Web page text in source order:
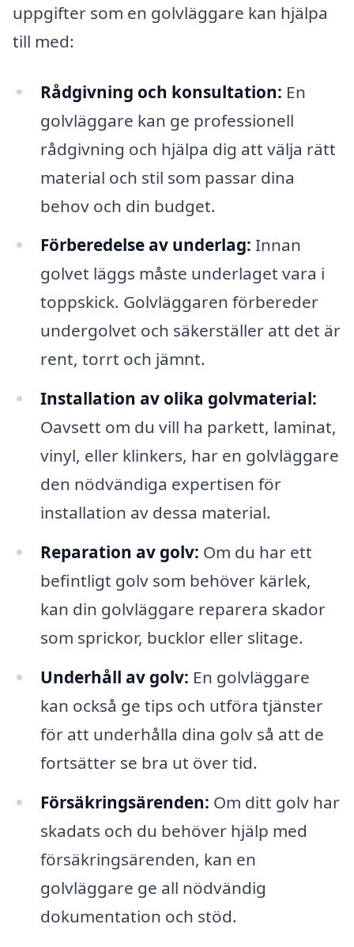
uppgifter som en golvläggare kan hjälpa
till med:
Rådgivning och konsultation: En
golvläggare kan ge professionell
rådgivning och hjälpa dig att välja rätt
material och stil som passar dina
behov och din budget.
Förberedelse av underlag: Innan
golvet läggs måste underlaget vara i
toppskick. Golvläggaren förbereder
undergolvet och säkerställer att det är
rent, torrt och jämnt.
Installation av olika golvmaterial:
Oavsett om du vill ha parkett, laminat,
vinyl, eller klinkers, har en golvläggare
den nödvändiga expertisen för
installation av dessa material.
Reparation av golv: Om du har ett
befintligt golv som behöver kärlek,
kan din golvläggare reparera skador
som sprickor, bucklor eller slitage.
Underhåll av golv: En golvläggare
kan också ge tips och utföra tjänster
för att underhålla dina golv så att de
fortsätter se bra ut över tid.
Försäkringsärenden: Om ditt golv har
skadats och du behöver hjälp med
försäkringsärenden, kan en
golvläggare ge all nödvändig
dokumentation och stöd.